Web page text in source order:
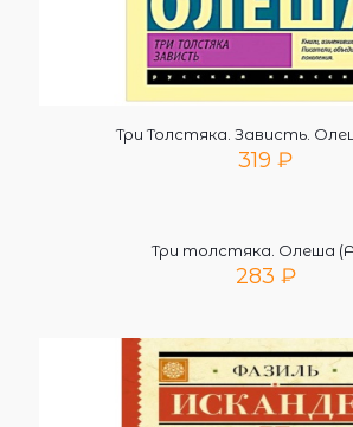
Три Толстяка. Зависть.
319 ₽
Три толстяка. Олеша
283 ₽